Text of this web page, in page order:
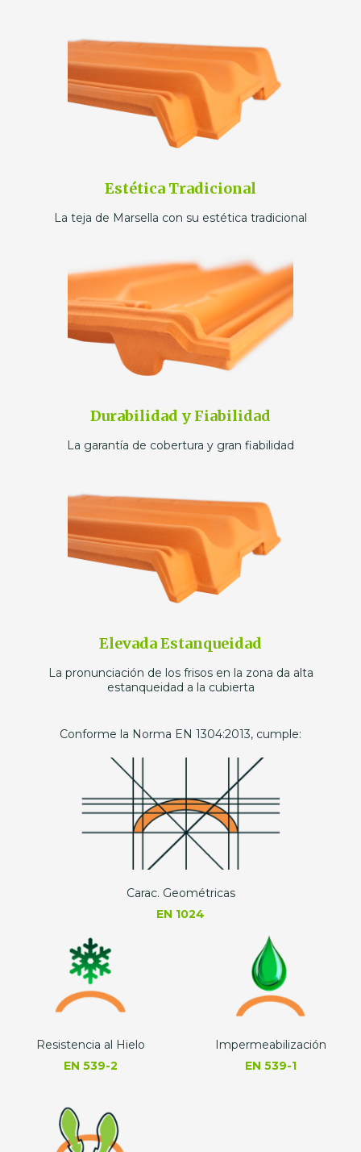
Estética Tradicional
La teja de Marsella con su estética tradicional
Durabilidad y Fiabilidad
La garantía de cobertura y gran fiabilidad
Elevada Estanqueidad
La pronunciación de los frisos en la zona da alta
estanqueidad a la cubierta
Conforme la Norma EN 1304:2013, cumple:
Carac. Geométricas
EN 1024
Resistencia al Hielo
EN 539-2
Impermeabilización
EN 539-1